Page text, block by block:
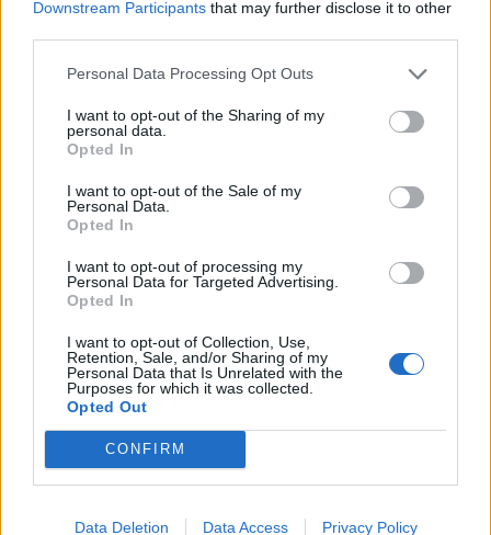
Downstream Participants that may further disclose it to other
Personal Data Processing Opt Outs
I want to opt-out of the Sharing of my
personal data.
Opted In
I want to opt-out of the Sale of my
Personal Data.
Opted In
I want to opt-out of processing my
Personal Data for Targeted Advertising.
Opted In
I want to opt-out of Collection, Use,
Retention, Sale, and/or Sharing of my
Personal Data that Is Unrelated with the
Purposes for which it was collected.
Opted Out
CONFIRM
Data Deletion Data Access Privacy Policy
de 200 actes i l’expectació per l’eclipsi
31 de juliol de 2026
Carrega més